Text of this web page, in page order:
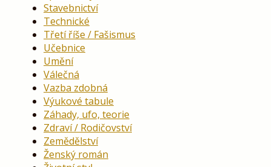
Stavebnictví
Technické
Třetí říše / Fašismus
Učebnice
Umění
Válečná
Vazba zdobná
Výukové tabule
Záhady, ufo, teorie
Zdraví / Rodičovství
Zemědělství
Ženský román